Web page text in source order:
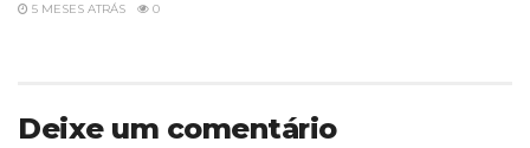
5 MESES ATRÁS 0
Deixe um comentário